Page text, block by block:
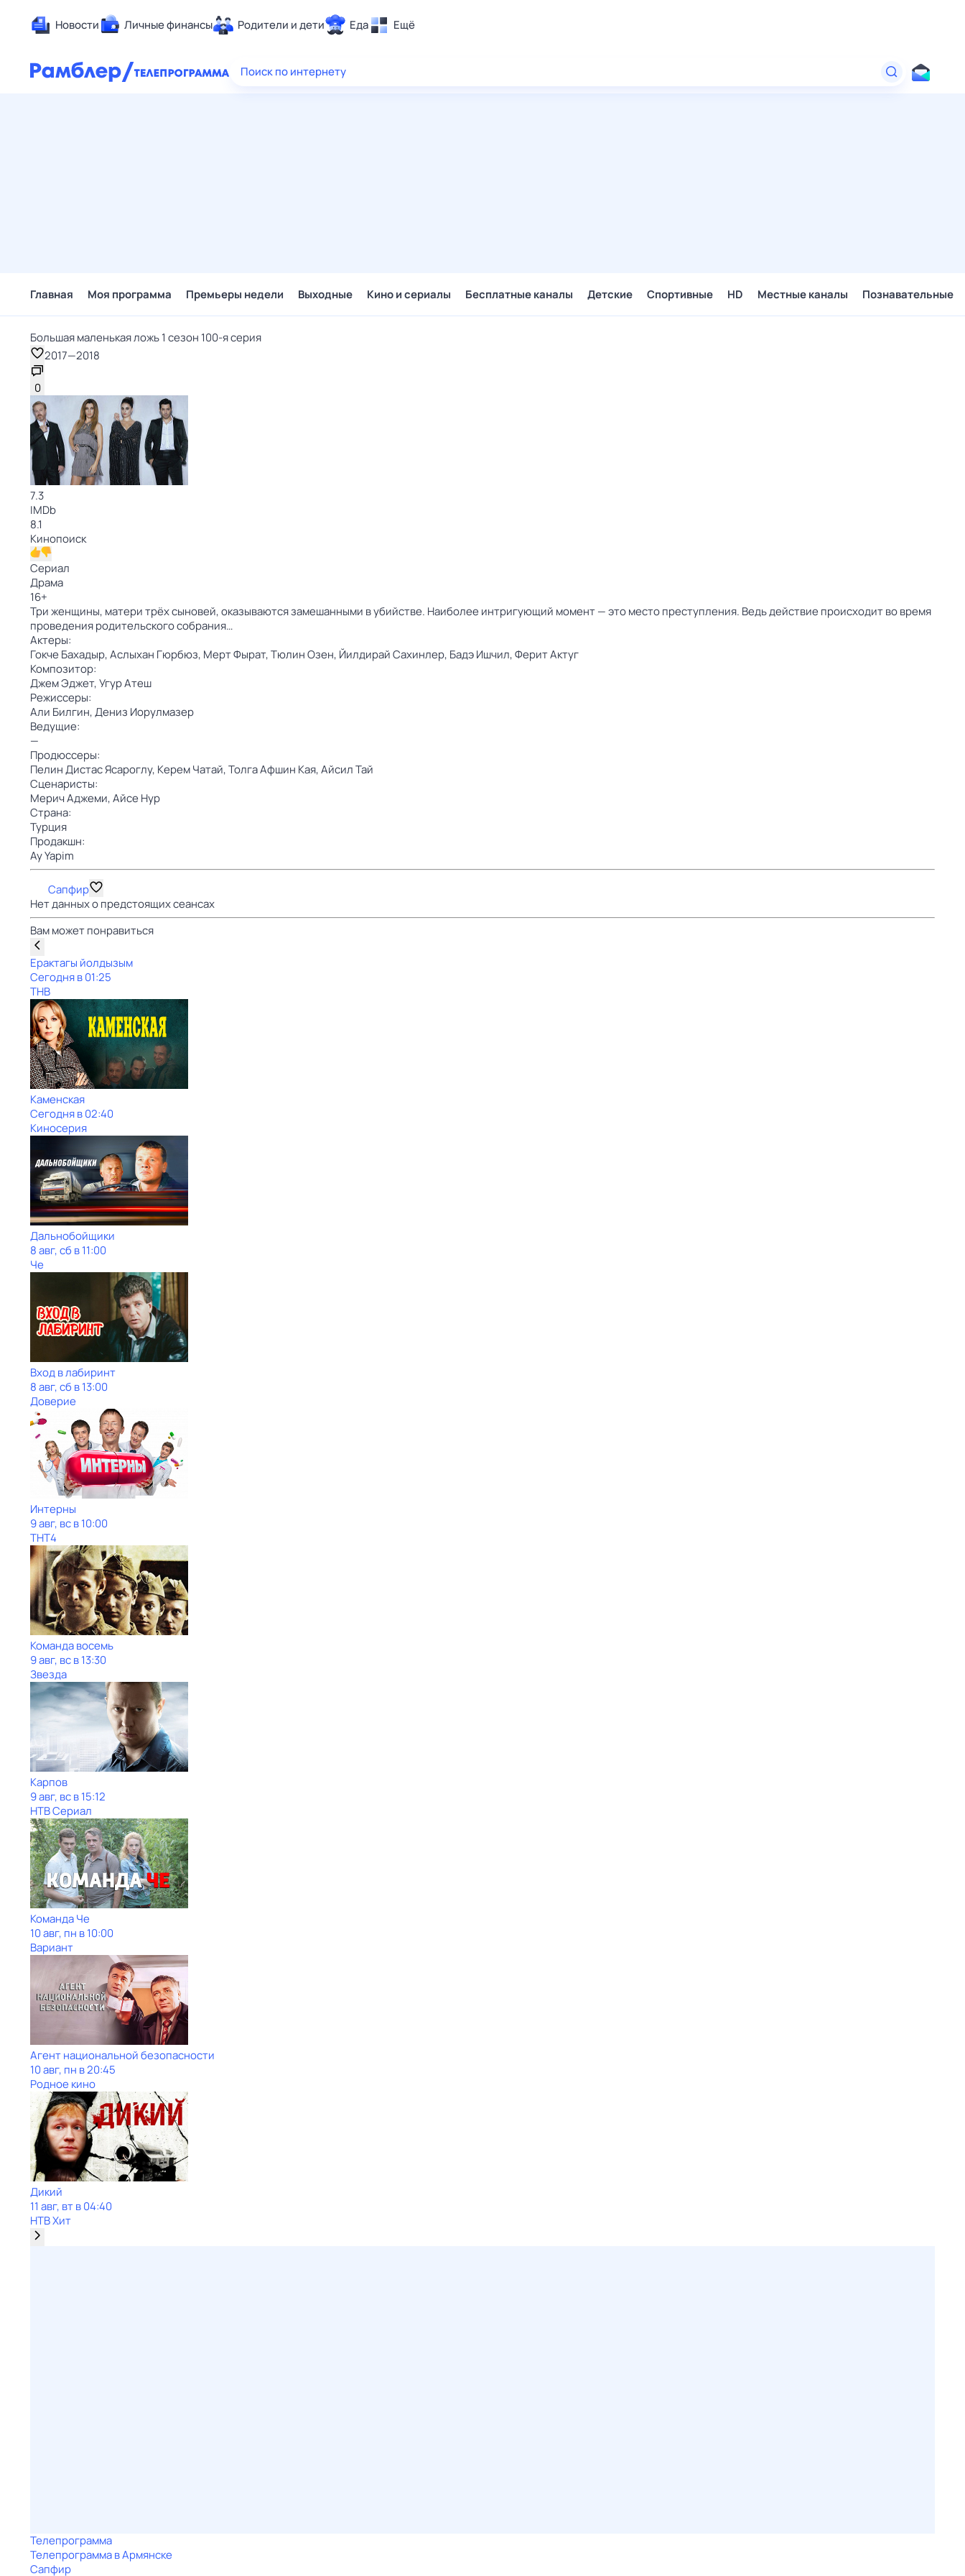
Новости Личные финансы Родители и дети Еда Ещё
Здоровье
Поиск по интернету
Главная Моя программа Премьеры недели Выходные Кино и сериалы Бесплатные каналы Детские Спортивные HD Местные каналы Познавательные
Большая маленькая ложь 1 сезон 100-я серия
2017—2018
0
7.3
IMDb
8.1
Кинопоиск
Сериал
Драма
16+
Три женщины, матери трёх сыновей, оказываются замешанными в убийстве. Наиболее интригующий момент — это место преступления. Ведь действие происходит во время
проведения родительского собрания…
Актеры:
Гокче Бахадыр,Аслыхан Гюрбюз, Мерт Фырат,Тюлин Озен, Йилдирай Сахинлер, Бадэ Ишчил,Ферит Актуг
Композитор:
Джем Эджет,Угур Атеш
Режиссеры:
Али Билгин,Дениз Иорулмазер
Ведущие:
—
Продюссеры:
Пелин Дистас Ясароглу, Керем Чатай,Толга Афшин Кая,Айсил Тай
Сценаристы:
Мерич Аджеми,Айсе Нур
Страна:
Турция
Продакшн:
Ay Yapim
Сапфир
Нет данных о предстоящих сеансах
Вам может понравиться
Ерактагы йолдызым
Сегодня в 01:25
ТНВ
Каменская
Сегодня в 02:40
Киносерия
Дальнобойщики
8 авг, сб в 11:00
Че
Вход в лабиринт
8 авг, сб в 13:00
Доверие
Интерны
9 авг, вс в 10:00
ТНТ4
Команда восемь
9 авг, вс в 13:30
Звезда
Карпов
9 авг, вс в 15:12
НТВ Сериал
Команда Че
10 авг, пн в 10:00
Вариант
Агент национальной безопасности
10 авг, пн в 20:45
Родное кино
Дикий
11 авг, вт в 04:40
НТВ Хит
Телепрограмма
Телепрограмма в Армянске
Сапфир